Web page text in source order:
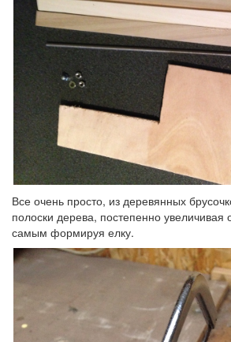
Все очень просто, из деревянных
полоски дерева, постепенно
самым формируя елку.